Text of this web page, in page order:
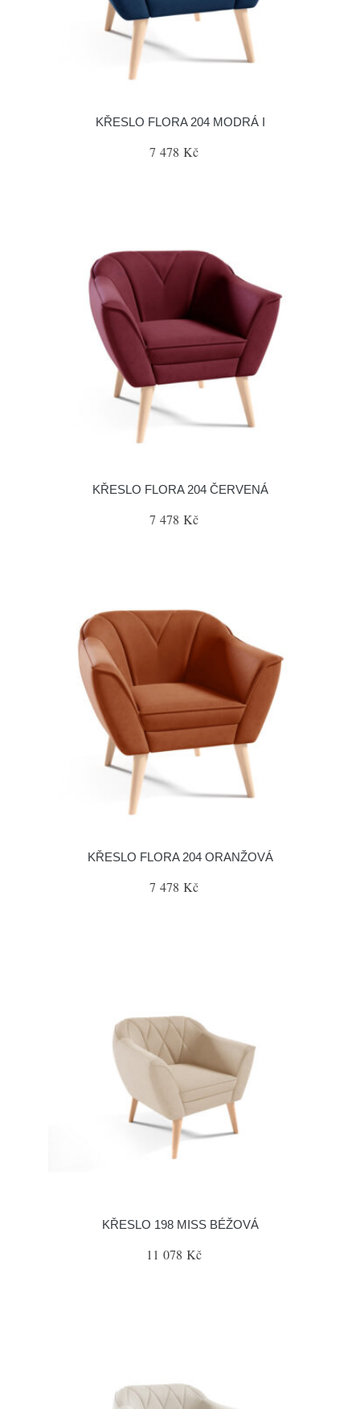
KŘESLO FLORA 204 MODRÁ I
7 478 Kč
KŘESLO FLORA 204 ČERVENÁ
7 478 Kč
KŘESLO FLORA 204 ORANŽOVÁ
7 478 Kč
KŘESLO 198 MISS BÉŽOVÁ
11 078 Kč